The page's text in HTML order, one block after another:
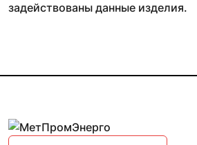
задействованы данные изделия.